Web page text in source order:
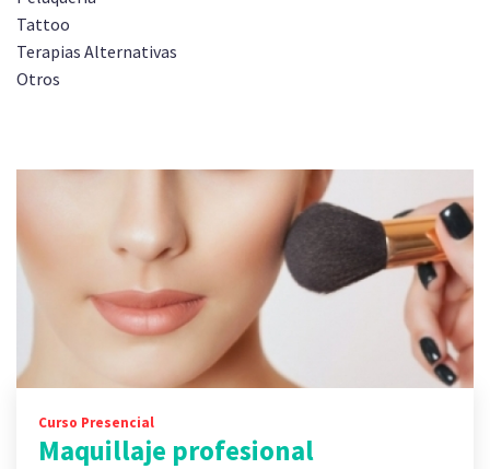
Tattoo
Terapias Alternativas
Otros
Curso Presencial
Maquillaje profesional